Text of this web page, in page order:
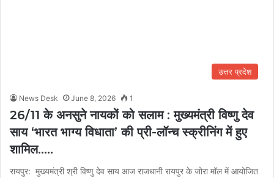
उत्तर प्रदेश
News Desk June 8, 2026 1
26/11 के अनसुने नायकों को सलाम : मुख्यमंत्री विष्णु देव
साय ‘भारत भाग्य विधाता’ की प्री-लॉन्च स्क्रीनिंग में हुए
शामिल…..
रायपुर: मुख्यमंत्री श्री विष्णु देव साय आज राजधानी रायपुर के जोरा मॉल में आयोजित